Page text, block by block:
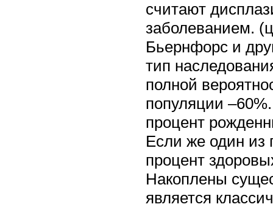
считают
заболеванием.
Бьернфорс и
тип
полной
популяции
процент
Если же один из
процент
Накоплены
является